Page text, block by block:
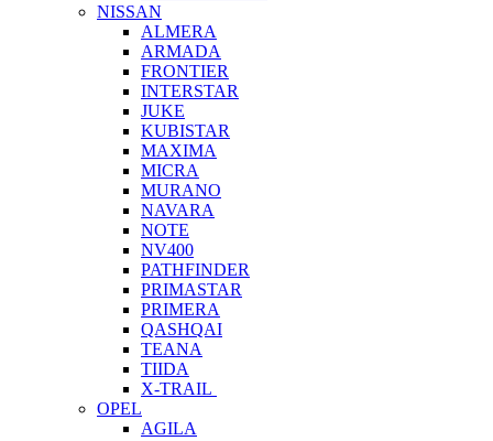
NISSAN
ALMERA
ARMADA
FRONTIER
INTERSTAR
JUKE
KUBISTAR
MAXIMA
MICRA
MURANO
NAVARA
NOTE
NV400
PATHFINDER
PRIMASTAR
PRIMERA
QASHQAI
TEANA
TIIDA
X-TRAIL
OPEL
AGILA